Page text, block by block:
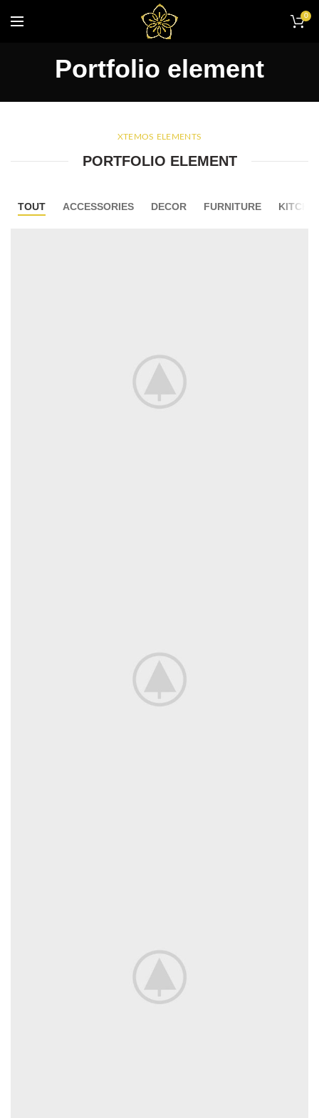
0
Portfolio element
XTEMOS ELEMENTS
PORTFOLIO ELEMENT
TOUT ACCESSORIES DECOR FURNITURE